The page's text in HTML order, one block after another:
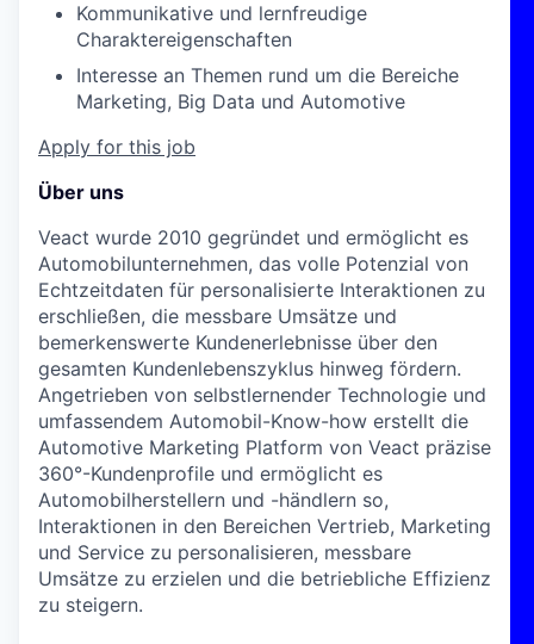
Kommunikative und lernfreudige
Charaktereigenschaften
Interesse an Themen rund um die Bereiche
Marketing, Big Data und Automotive
Apply for this job
Über uns
Veact wurde 2010 gegründet und ermöglicht es
Automobilunternehmen, das volle Potenzial von
Echtzeitdaten für personalisierte Interaktionen zu
erschließen, die messbare Umsätze und
bemerkenswerte Kundenerlebnisse über den
gesamten Kundenlebenszyklus hinweg fördern.
Angetrieben von selbstlernender Technologie und
umfassendem Automobil-Know-how erstellt die
Automotive Marketing Platform von Veact präzise
360°-Kundenprofile und ermöglicht es
Automobilherstellern und -händlern so,
Interaktionen in den Bereichen Vertrieb, Marketing
und Service zu personalisieren, messbare
Umsätze zu erzielen und die betriebliche Effizienz
zu steigern.